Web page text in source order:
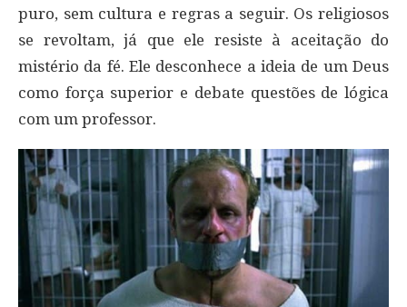
puro, sem cultura e regras a seguir. Os religiosos
se revoltam, já que ele resiste à aceitação do
mistério da fé. Ele desconhece a ideia de um Deus
como força superior e debate questões de lógica
com um professor.